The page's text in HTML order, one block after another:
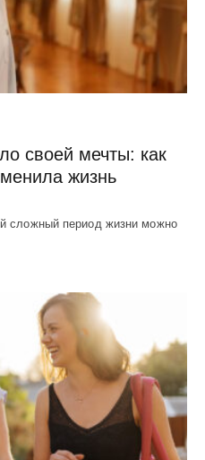
своей мечты: как
жизнь
сложный период жизни можно